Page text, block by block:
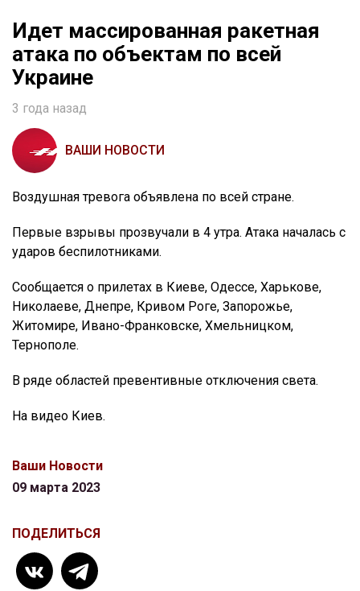
Идет массированная ракетная
атака по объектам по всей
Украине
3 года назад
ВАШИ НОВОСТИ
Воздушная тревога объявлена по всей стране.
Первые взрывы прозвучали в 4 утра. Атака началась с
ударов беспилотниками.
Сообщается о прилетах в Киеве, Одессе, Харькове,
Николаеве, Днепре, Кривом Роге, Запорожье,
Житомире, Ивано-Франковске, Хмельницком,
Тернополе.
В ряде областей превентивные отключения света.
На видео Киев.
Ваши Новости
09 марта 2023
ПОДЕЛИТЬСЯ